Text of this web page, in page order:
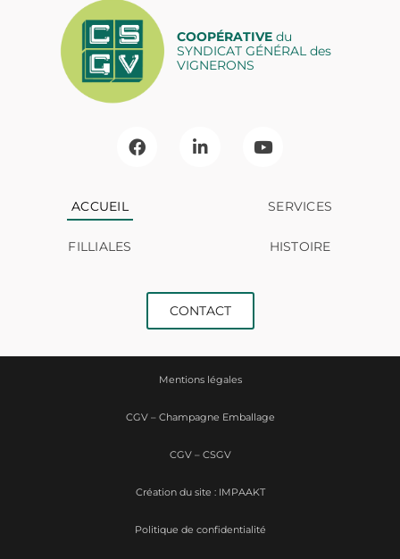
COOPÉRATIVEdu
SYNDICAT GÉNÉRAL des
VIGNERONS
ACCUEIL SERVICES
FILLIALES HISTOIRE
CONTACT
Mentions légales
CGV – Champagne Emballage
CGV – CSGV
Politique de confidentialité
Création du site : IMPAAKT